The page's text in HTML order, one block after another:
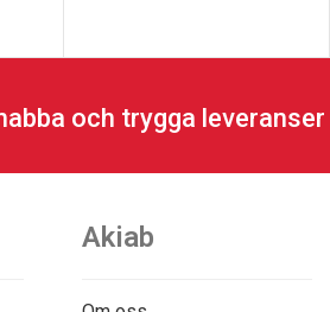
och trygga leveranser
Akiab